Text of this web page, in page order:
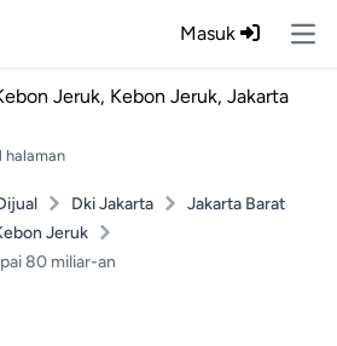
Masuk
Jeruk, Kebon Jeruk, Jakarta
halaman
Dki Jakarta
Jakarta Barat
Jeruk
80 miliar-an